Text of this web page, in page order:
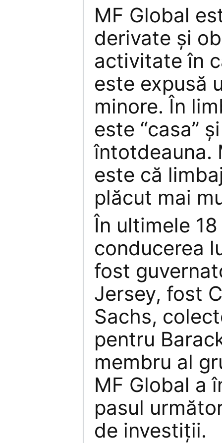
MF Global
derivate şi
activitate în
este expusă
minore. În
este “casa”
întotdeauna.
este că
plăcut mai
În ultimele
conducerea
fost
Jersey, fost
Sachs,
pentru
membru al
MF Global a
pasul
de investiţii.